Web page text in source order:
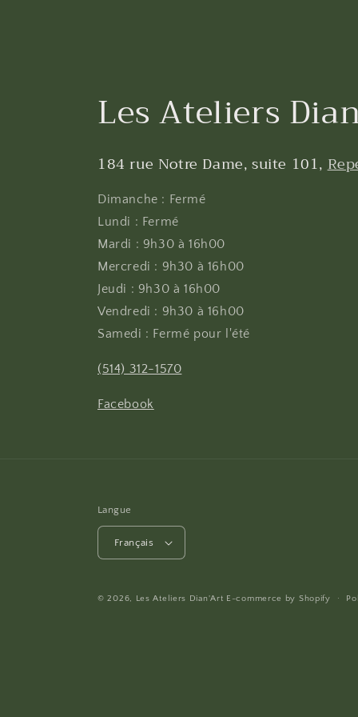
Les Ateliers
184 rue Notre Dame, suite 101,
Dimanche : Fermé
Lundi : Fermé
Mardi : 9h30 à 16h00
Mercredi : 9h30 à 16h00
Jeudi : 9h30 à 16h00
Vendredi : 9h30 à 16h00
Samedi : Fermé pour l'été
(514) 312-1570
Facebook
Langue
Français
© 2026, Les Ateliers Dian'Art E-commerce by Shopify